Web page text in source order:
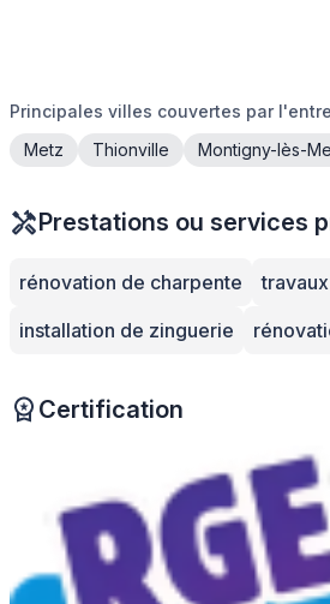
Principales villes couvertes par
Metz
Thionville Montigny-lès-
Prestations ou services
rénovation de charpente
installation de zinguerie
Certification